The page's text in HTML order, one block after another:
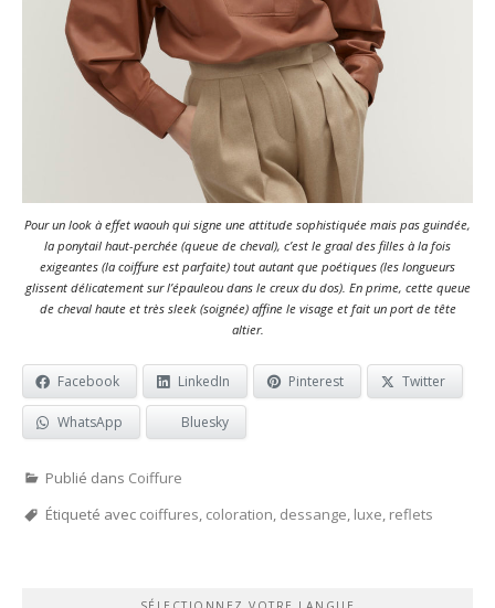
Pour un look à effet waouh qui signe une attitude sophistiquée mais pas guindée,
la ponytail haut-perchée (queue de cheval), c’est le graal des filles à la fois
exigeantes (la coiffure est parfaite) tout autant que poétiques (les longueurs
glissent délicatement sur l’épauleou dans le creux du dos). En prime, cette queue
de cheval haute et très sleek (soignée) affine le visage et fait un port de tête
altier.
Facebook LinkedIn Pinterest Twitter
WhatsApp Bluesky
Publié dans Coiffure
Étiqueté avec coiffures, coloration, dessange, luxe, reflets